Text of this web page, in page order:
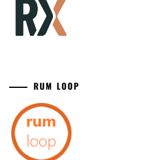
RUM LOOP